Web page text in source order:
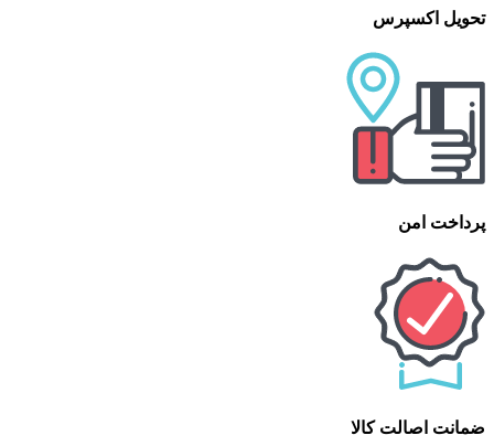
تحویل اکسپرس
پرداخت امن
ضمانت اصالت کالا